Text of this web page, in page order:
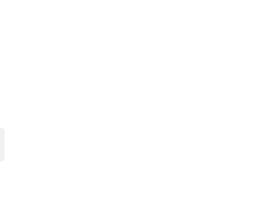
คำคณาทร จังหวัดลำพูน ขอแสดงความยินดีกับ สาระ
: โครงการประชุมสัมมนา ยกย่องเชิดชูเกียรติข้าราชก